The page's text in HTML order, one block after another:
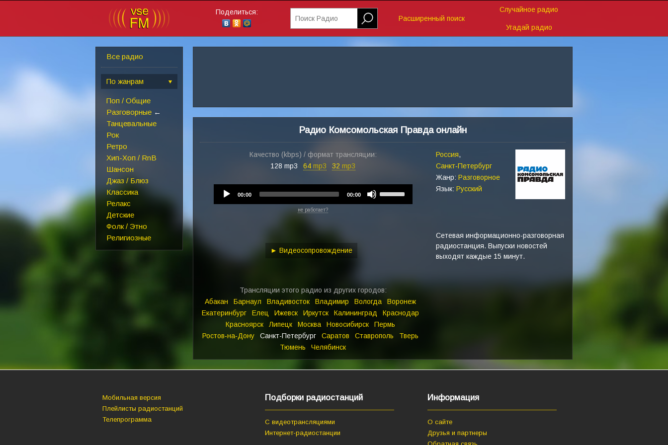
Поделиться:
Поиск Радио
Расширенный поиск
Случайное радио
Угадай радио
Все радио
По жанрам
Поп / Общие
Разговорные ←
Танцевальные
Рок
Ретро
Хип-Хоп / RnB
Шансон
Джаз / Блюз
Классика
Релакс
Детские
Фолк / Этно
Религиозные
Радио Комсомольская Правда онлайн
Качество (kbps) / формат трансляции:
128 mp3 64 mp3 32 mp3
00:00 00:00
не работает?
► Видеосопровождение
Трансляции этого радио из других городов:
Абакан
Барнаул Владивосток Владимир Вологда
Воронеж
Екатеринбург
Елец Ижевск Иркутск Калининград
Краснодар
Красноярск
Липецк Москва Новосибирск
Пермь
Ростов‑на‑ДонуСанкт-Петербург Саратов Ставрополь
Тверь
Тюмень
Челябинск
Россия,
Санкт‑Петербург
Жанр: Разговорное
Язык: Русский
Сетевая информационно-разговорная
радиостанция. Выпуски новостей
выходят каждые 15 минут.
Мобильная версия
Плейлисты радиостанций
Телепрограмма
Подборки радиостанций
С видеотрансляциями
Интернет-радиостанции
Информация
О сайте
Друзья и партнеры